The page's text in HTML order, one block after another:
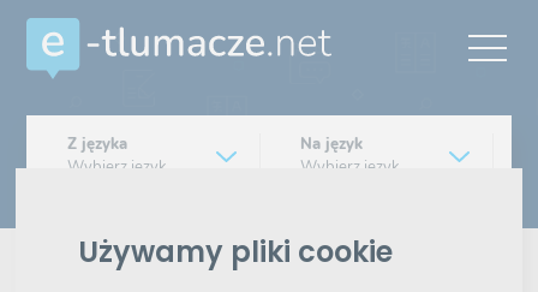
Używamy pliki cookie
Z języka
Wybierz język
Na język
Wybierz język
Pisemne czy ustne